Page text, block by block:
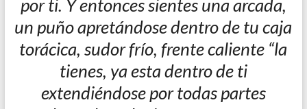
por ti. Y entonces sientes una arcada,
un puño apretándose dentro de tu caja
torácica, sudor frío, frente caliente “la
tienes, ya esta dentro de ti
extendiéndose por todas partes